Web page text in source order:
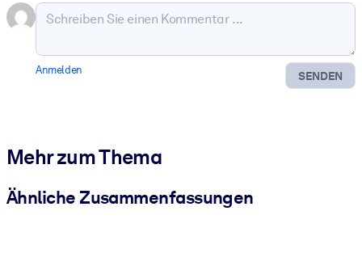
SENDEN
Anmelden
Mehr zum Thema
Ähnliche Zusammenfassungen